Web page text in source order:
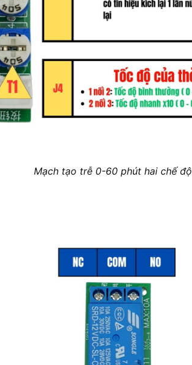
Mạch tạo trễ 0-60 phút hai chế độ